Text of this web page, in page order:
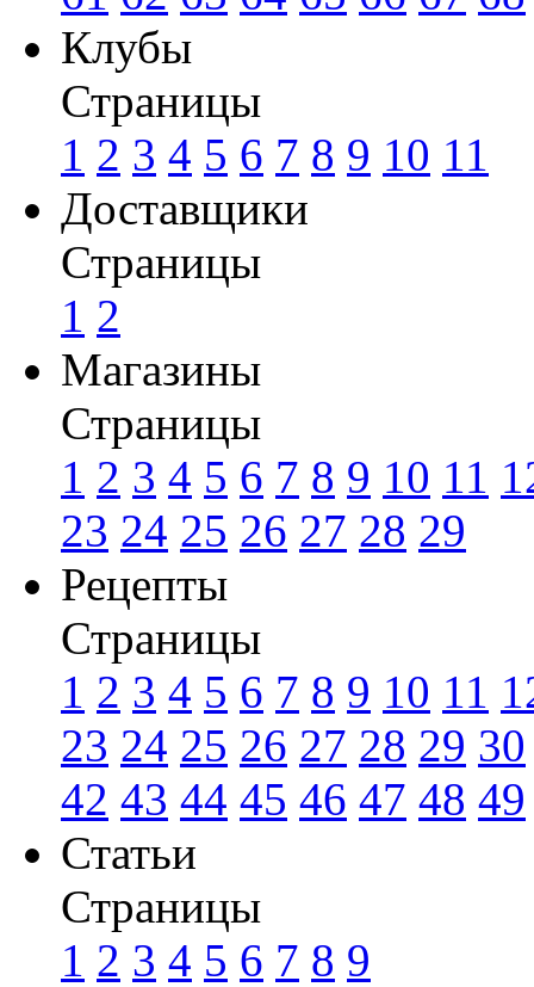
Клубы
Страницы
1 2 3 4 5 6 7 8 9 10 11
Доставщики
Страницы
1 2
Магазины
Страницы
1 2 3 4 5 6 7 8 9 10 11
23 24 25 26 27 28 29
Рецепты
Страницы
1 2 3 4 5 6 7 8 9 10 11
23 24 25 26 27 28 29 30
42 43 44 45 46 47 48 49
Статьи
Страницы
1 2 3 4 5 6 7 8 9